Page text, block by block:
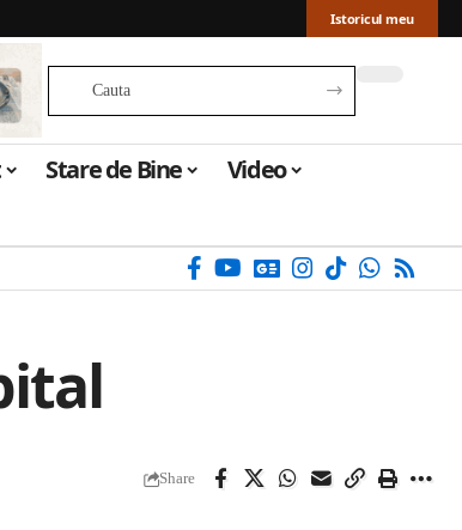
Istoricul meu
Stare de Bine
Video
Share